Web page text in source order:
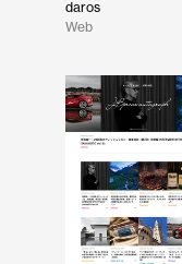
daros
Web